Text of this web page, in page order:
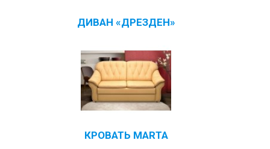
ДИВАН «ДРЕЗДЕН»
КРОВАТЬ MARTA